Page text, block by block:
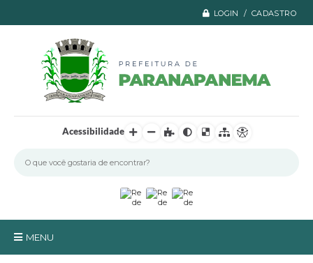
LOGIN / CADASTRO
Acessibilidade
MENU